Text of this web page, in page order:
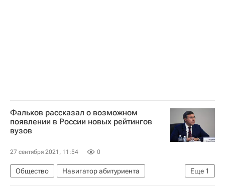
Фальков рассказал о возможном
появлении в России новых рейтингов
вузов
27 сентября 2021, 11:54 0
Еще 1
Общество
Навигатор абитуриента
Валерий Фальков